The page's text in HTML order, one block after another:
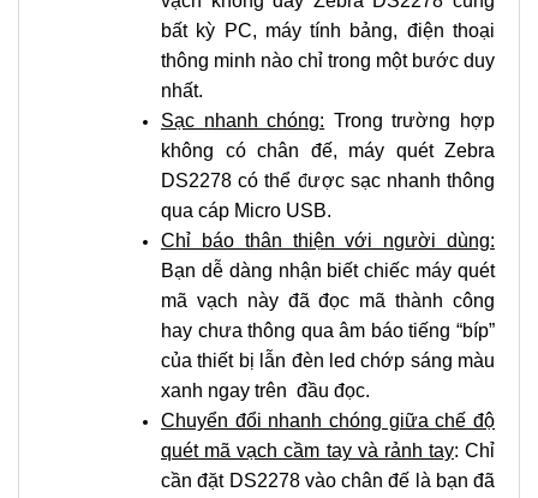
bất kỳ PC, máy tính bảng, điện thoại
thông minh nào chỉ trong một bước duy
nhất.
Sạc nhanh chóng: Trong trường hợp
không có chân đế, máy quét Zebra
DS2278 có thể được sạc nhanh thông
qua cáp Micro USB.
Chỉ báo thân thiện với người dùng:
Bạn dễ dàng nhận biết chiếc máy quét
mã vạch này đã đọc mã thành công
hay chưa thông qua âm báo tiếng “bíp”
của thiết bị lẫn đèn led chớp sáng màu
xanh ngay trên đầu đọc.
Chuyển đổi nhanh chóng giữa chế độ
quét mã vạch cầm tay và rảnh tay: Chỉ
cần đặt DS2278 vào chân đế là bạn đã